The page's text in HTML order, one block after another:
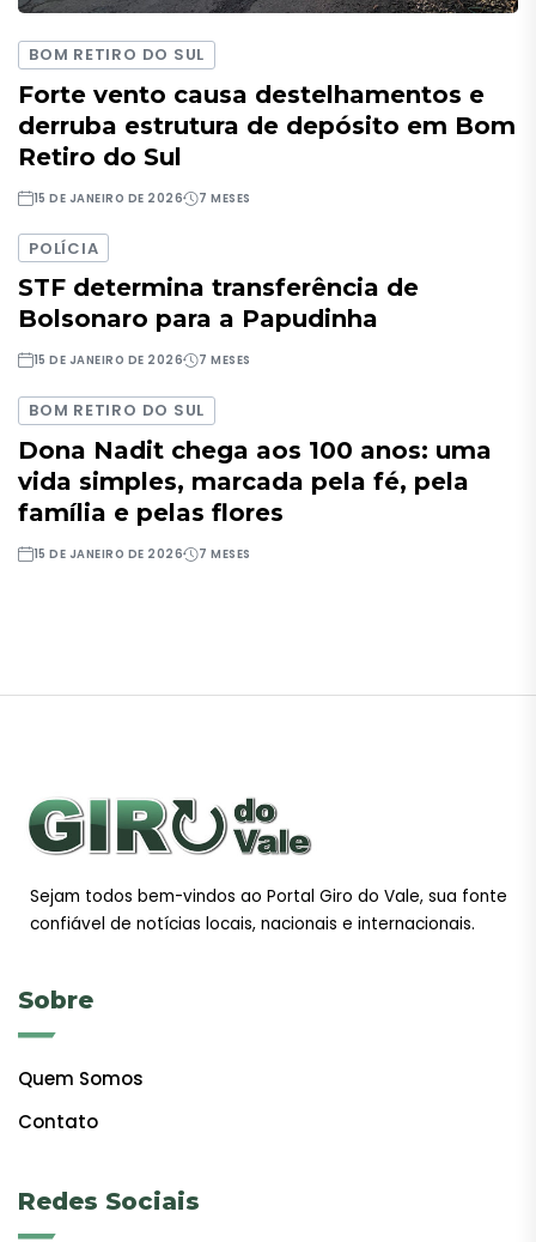
BOM RETIRO DO SUL
Forte vento causa destelhamentos e
derruba estrutura de depósito em Bom
Retiro do Sul
15 DE JANEIRO DE 2026 7 MESES
POLÍCIA
STF determina transferência de
Bolsonaro para a Papudinha
15 DE JANEIRO DE 2026 7 MESES
BOM RETIRO DO SUL
Dona Nadit chega aos 100 anos: uma
vida simples, marcada pela fé, pela
família e pelas flores
15 DE JANEIRO DE 2026 7 MESES
Sejam todos bem-vindos ao Portal Giro do Vale, sua fonte
confiável de notícias locais, nacionais e internacionais.
Sobre
Quem Somos
Contato
Redes Sociais